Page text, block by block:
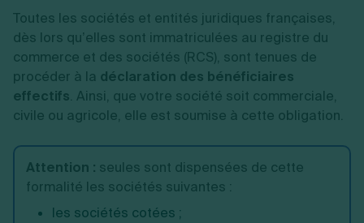
Toutes les sociétés et entités juridiques françaises,
dès lors qu’elles sont immatriculées au registre du
commerce et des sociétés (RCS), sont tenues de
procéder à la déclaration des bénéficiaires
effectifs. Ainsi, que votre société soit commerciale,
civile ou agricole, elle est soumise à cette obligation.
Attention : seules sont dispensées de cette
formalité les sociétés suivantes :
les sociétés cotées ;